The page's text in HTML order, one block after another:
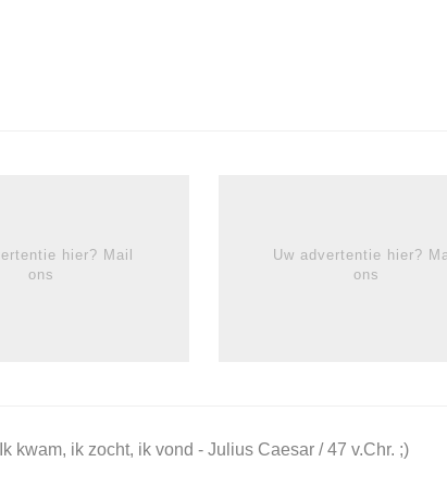
hier? Mail
ons
Uw advertentie hier?
ons
Ik kwam, ik zocht, ik vond - Julius Caesar / 47 v.Chr. ;)